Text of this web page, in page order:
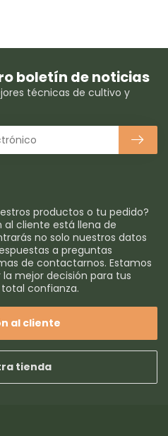
productos o tu pedido?
al cliente está llena de
no solo nuestros datos
a preguntas
de contactarnos. Estamos
mejor decisión para tus
confianza.
al cliente
tienda
boletín de noticias
técnicas de cultivo y